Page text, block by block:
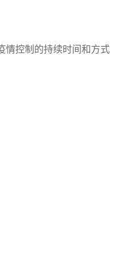
情控制的持续时间和方式